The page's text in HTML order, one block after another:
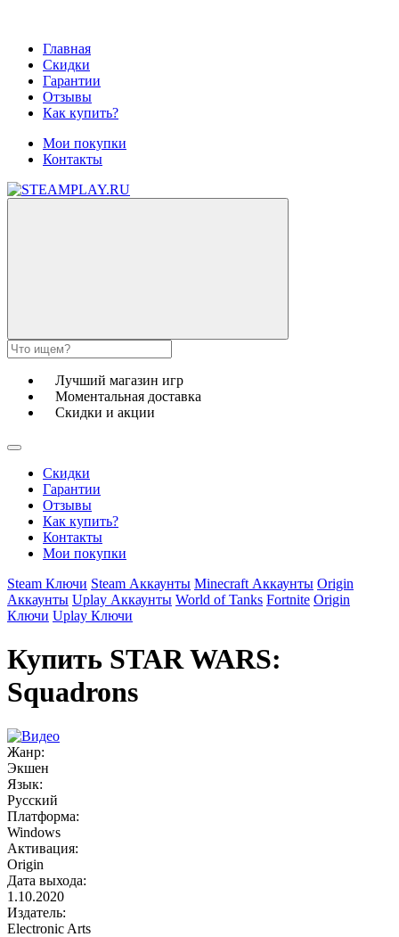
Главная
Скидки
Гарантии
Отзывы
Как купить?
Мои покупки
Контакты
Лучший магазин игр
Моментальная доставка
Скидки и акции
Скидки
Гарантии
Отзывы
Как купить?
Контакты
Мои покупки
Steam Ключи Steam Аккаунты Minecraft Аккаунты Origin
Аккаунты Uplay Аккаунты World of Tanks Fortnite Origin
Ключи Uplay Ключи
Купить STAR WARS:
Squadrons
Жанр:
Экшен
Язык:
Русский
Платформа:
Windows
Активация:
Origin
Дата выхода:
1.10.2020
Издатель:
Electronic Arts